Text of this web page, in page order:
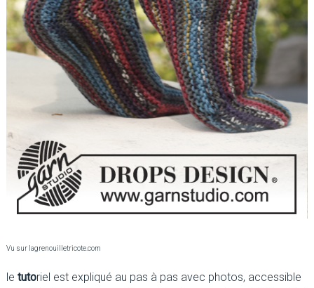
Vu sur lagrenouilletricote.com
le tutoriel est expliqué au pas à pas avec photos, accessible